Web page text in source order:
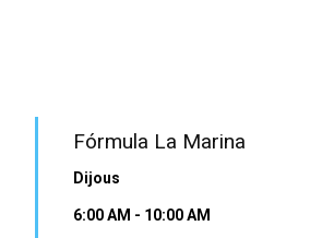
Fórmula La Marina
Dijous
6:00 AM - 10:00 AM